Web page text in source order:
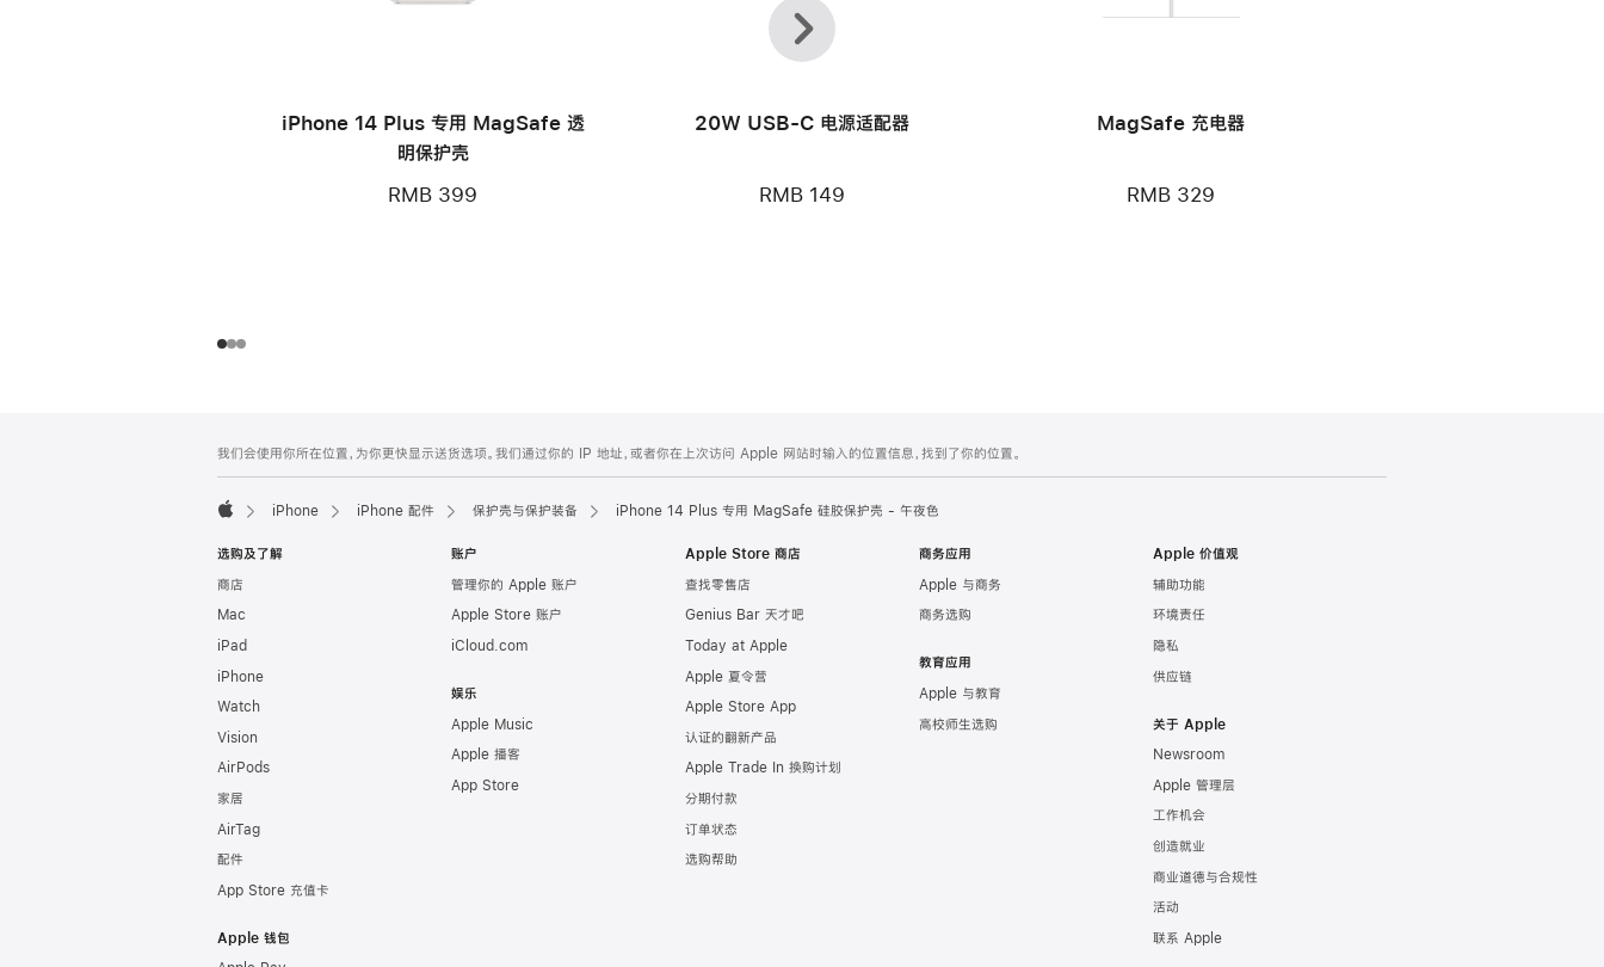
iPhone 14 Plus 专用 MagSafe 透
明保护壳
RMB 399
20W USB-C 电源适配器
RMB 149
MagSafe 充电器
RMB 329
上
一
个
下
一
个
页
页
脚
注
我们会使用你所在位置，为你更快显示送货选项。我们通过你的 IP 地址，或者你在上次访问 Apple 网站时输入的位置信息，找到了你的位置。
iPhone iPhone 配件 保护壳与保护装备 iPhone 14 Plus 专用 MagSafe 硅胶保护壳 - 午夜色
选购及了解
商店
Mac
iPad
iPhone
Watch
Vision
AirPods
家居
AirTag
配件
App Store 充值卡
Apple 钱包
账户
管理你的 Apple 账户
Apple Store 账户
iCloud.com
娱乐
Apple Music
Apple 播客
App Store
Apple Store 商店
查找零售店
Genius Bar 天才吧
Today at Apple
Apple 夏令营
Apple Store App
认证的翻新产品
Apple Trade In 换购计划
分期付款
订单状态
选购帮助
商务应用
Apple 与商务
商务选购
教育应用
Apple 与教育
高校师生选购
Apple 价值观
辅助功能
环境责任
隐私
供应链
关于 Apple
Newsroom
Apple 管理层
工作机会
创造就业
商业道德与合规性
活动
联系 Apple